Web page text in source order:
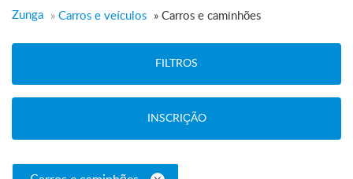
Zunga » Carros e veículos » Carros e caminhões
FILTROS
INSCRIÇÃO